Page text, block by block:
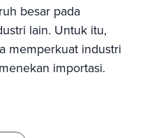
besar pada
lain. Untuk itu,
memperkuat industri
importasi.